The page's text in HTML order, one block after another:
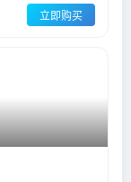
立即购买